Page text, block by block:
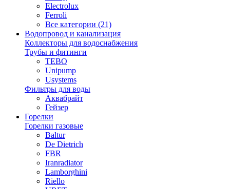
Electrolux
Ferroli
Все категории (21)
Водопровод и канализация
Коллекторы для водоснабжения
Трубы и фитинги
TEBO
Unipump
Usystems
Фильтры для воды
Аквабрайт
Гейзер
Горелки
Горелки газовые
Baltur
De Dietrich
FBR
Iranradiator
Lamborghini
Riello